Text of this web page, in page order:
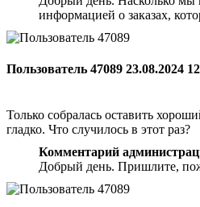
информацией о заказах,
Пользователь 47089 23.08.2024
Только собралась оставить
гладко. Что случилось в этот раз?
Комментарий
Добрый день. Пришлите,